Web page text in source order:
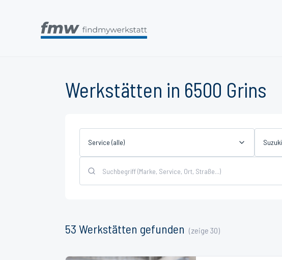
Werkstätten in 6500 Grins
Service (alle) Suzuki
53 Werkstätten gefunden (zeige 30)